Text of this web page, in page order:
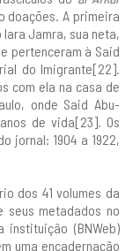
doações. A primeira
Jamra, sua neta,
pertenceram à Said
do Imigrante[22].
com ela na casa de
onde Said Abu-
de vida[23]. Os
jornal: 1904 a 1922,
dos 41 volumes da
seus metadados no
(BNWeb)
uma encadernação